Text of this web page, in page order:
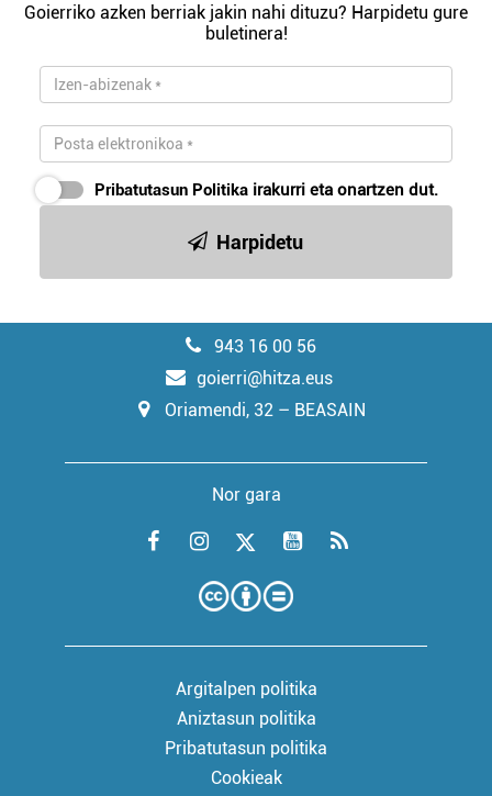
Goierriko azken berriak jakin nahi dituzu? Harpidetu gure
buletinera!
Pribatutasun Politika irakurri eta onartzen dut.
Harpidetu
943 16 00 56
goierri@hitza.eus
Oriamendi, 32 – BEASAIN
Nor gara
Argitalpen politika
Aniztasun politika
Pribatutasun politika
Cookieak